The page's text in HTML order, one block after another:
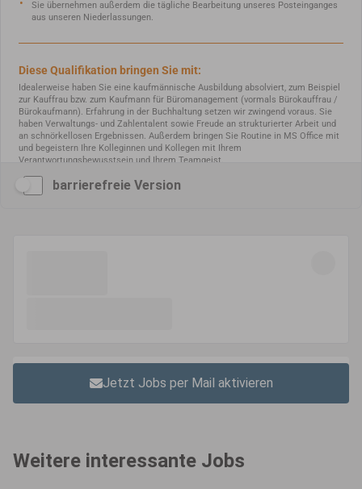
barrierefreie Version
Jetzt Jobs per Mail aktivieren
Weitere interessante Jobs